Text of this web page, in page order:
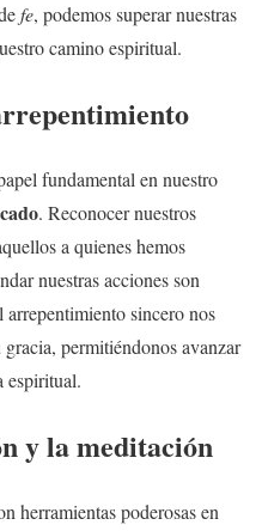
fe, podemos superar nuestras
camino espiritual.
fundamental en nuestro
. Reconocer nuestros
a quienes hemos
nuestras acciones son
arrepentimiento sincero nos
permitiéndonos avanzar
espiritual.
y la meditación
herramientas poderosas en